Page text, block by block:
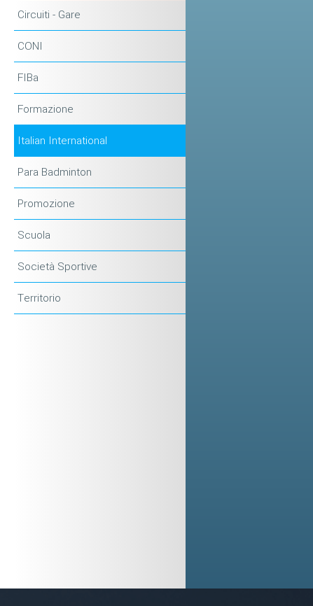
Circuiti - Gare
CONI
FIBa
Formazione
Italian International
Para Badminton
Promozione
Scuola
Società Sportive
Territorio